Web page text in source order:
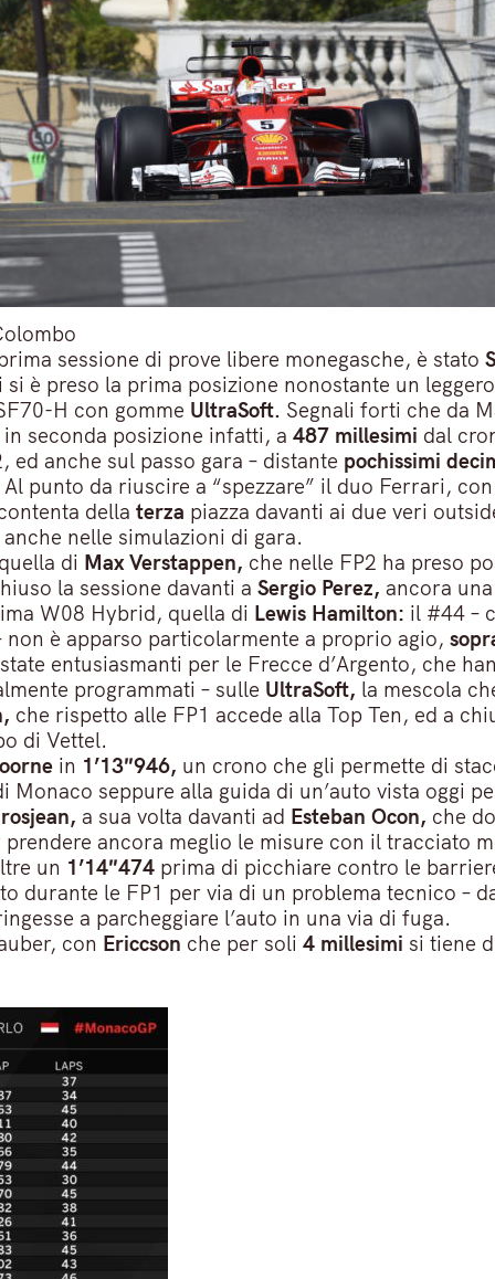
sessione di prove libere monegasche, è stato
è preso la prima posizione nonostante un
H con gomme UltraSoft. Segnali forti che da
seconda posizione infatti, a 487 millesimi dal
ed anche sul passo gara – distante pochissimi
punto da riuscire a “spezzare” il duo Ferrari,
della terza piazza davanti ai due veri
anche nelle simulazioni di gara.
di Max Verstappen, che nelle FP2 ha preso
la sessione davanti a Sergio Perez, ancora
W08 Hybrid, quella di Lewis Hamilton: il #44 –
non è apparso particolarmente a proprio agio,
entusiasmanti per le Frecce d’Argento, che
programmati – sulle UltraSoft, la mescola
che rispetto alle FP1 accede alla Top Ten, ed a
di Vettel.
in 1’13″946, un crono che gli permette di
seppure alla guida di un’auto vista oggi
a sua volta davanti ad Esteban Ocon, che
ancora meglio le misure con il tracciato
un 1’14″474 prima di picchiare contro le
durante le FP1 per via di un problema tecnico –
a parcheggiare l’auto in una via di fuga.
con Ericcson che per soli 4 millesimi si tiene